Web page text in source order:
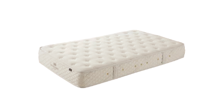
News